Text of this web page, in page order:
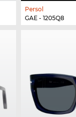
Persol
GAE - 1205Q8